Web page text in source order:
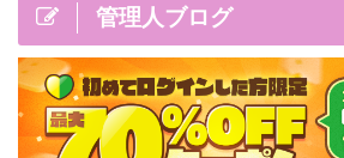
管理人ブログ